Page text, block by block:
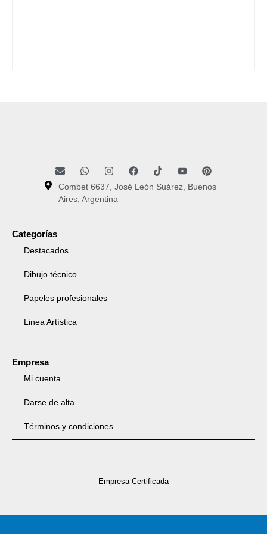
Combet 6637, José León Suárez, Buenos
Aires, Argentina
Categorías
Destacados
Dibujo técnico
Papeles profesionales
Linea Artística
Empresa
Mi cuenta
Darse de alta
Términos y condiciones
Empresa Certificada